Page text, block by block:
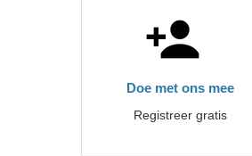
Doe met ons mee
Registreer gratis